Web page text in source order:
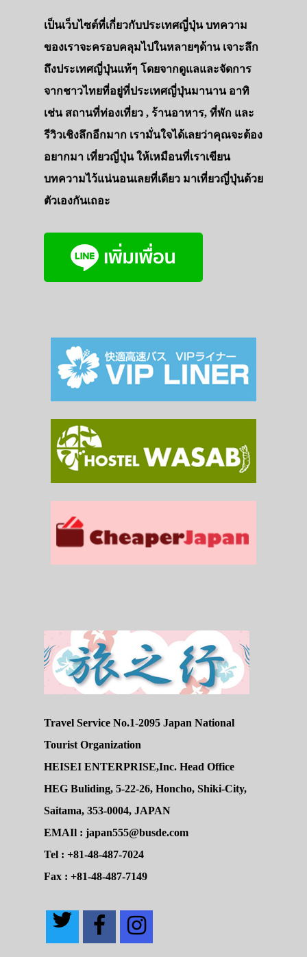
เป็นเว็บไซต์ที่เกี่ยวกับประเทศญี่ปุ่น บทความ
ของเราจะครอบคลุมไปในหลายๆด้าน เจาะลึก
ถึงประเทศญี่ปุ่นแท้ๆ โดยจากดูแลและจัดการ
จากชาวไทยที่อยู่ที่ประเทศญี่ปุ่นมานาน อาทิ
เช่น สถานที่ท่องเที่ยว , ร้านอาหาร, ที่พัก และ
รีวิวเชิงลึกอีกมาก เรามั่นใจได้เลยว่าคุณจะต้อง
อยากมา เที่ยวญี่ปุ่น ให้เหมือนที่เราเขียน
บทความไว้แน่นอนเลยที่เดียว มาเที่ยวญี่ปุ่นด้วย
ตัวเองกันเถอะ
Travel Service No.1-2095 Japan National
Tourist Organization
HEISEI ENTERPRISE,Inc. Head Office
HEG Buliding, 5-22-26, Honcho, Shiki-City,
Saitama, 353-0004, JAPAN
EMAIl : japan555@busde.com
Tel : +81-48-487-7024
Fax : +81-48-487-7149